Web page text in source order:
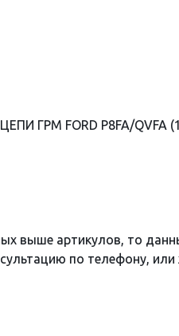
ГРМ FORD P8FA/QVFA
выше артикулов, то
по телефону,